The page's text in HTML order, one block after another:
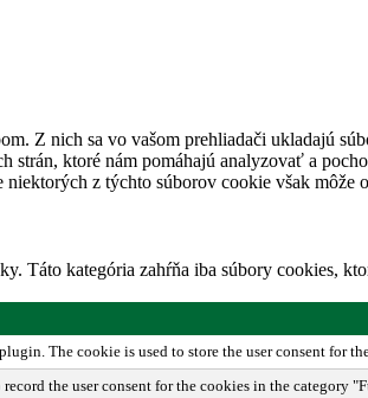
Z nich sa vo vašom prehliadači ukladajú
ktoré nám pomáhajú analyzovať a
z týchto súborov cookie však
Táto kategória zahŕňa iba súbory cookies,
The cookie is used to store the user consent for
the user consent for the cookies in the category